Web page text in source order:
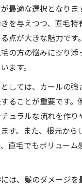
最適な選択となりま
を与えつつ、直毛特
点が大きな魅力です
の方の悩みに寄り添
ます。
しては、カールの強
ることが重要です。
ュラルな流れを作り
す。また、根元から
直毛でもボリューム
は、髪のダメージを